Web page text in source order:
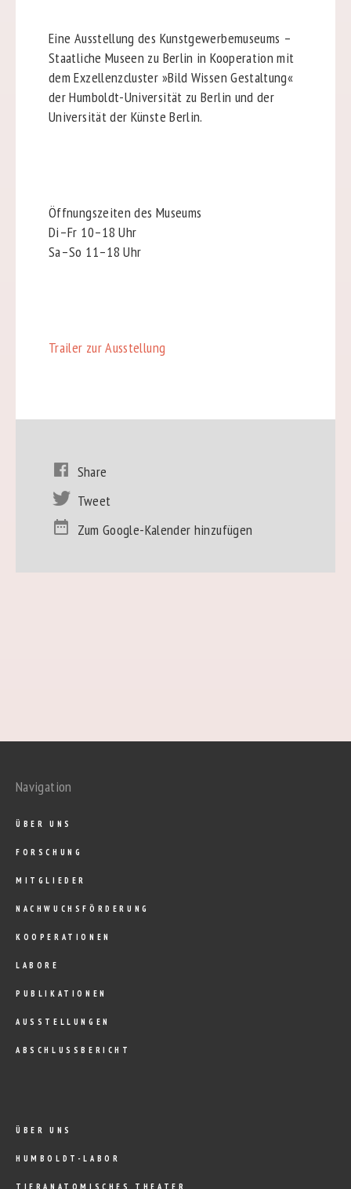
Eine Ausstellung des Kunstgewerbemuseums –
Staatliche Museen zu Berlin in Kooperation mit
dem Exzellenzcluster »Bild Wissen Gestaltung«
der Humboldt-Universität zu Berlin und der
Universität der Künste Berlin.
Öffnungszeiten des Museums
Di–Fr 10–18 Uhr
Sa–So 11–18 Uhr
Trailer zur Ausstellung
Share
Tweet
Zum Google-Kalender hinzufügen
Navigation
ÜBER UNS
FORSCHUNG
MITGLIEDER
NACHWUCHSFÖRDERUNG
KOOPERATIONEN
LABORE
PUBLIKATIONEN
AUSSTELLUNGEN
ABSCHLUSSBERICHT
ÜBER UNS
HUMBOLDT-LABOR